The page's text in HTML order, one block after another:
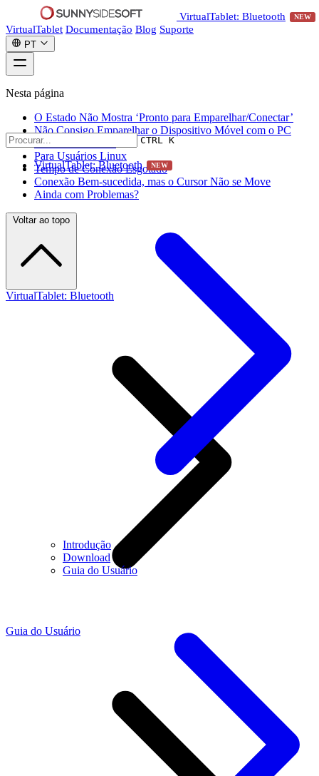
VirtualTablet: Bluetooth NEW
VirtualTablet Documentação Blog Suporte
PT
CTRL K
VirtualTablet: Bluetooth NEW
Introdução
Download
Guia do Usuário
Nesta página
O Estado Não Mostra ‘Pronto para Emparelhar/Conectar’
Não Consigo Emparelhar o Dispositivo Móvel com o PC
Falha de Conexão
Para Usuários Linux
Tempo de Conexão Esgotado
Conexão Bem-sucedida, mas o Cursor Não se Move
Ainda com Problemas?
Voltar ao topo
VirtualTablet: Bluetooth
Guia do Usuário